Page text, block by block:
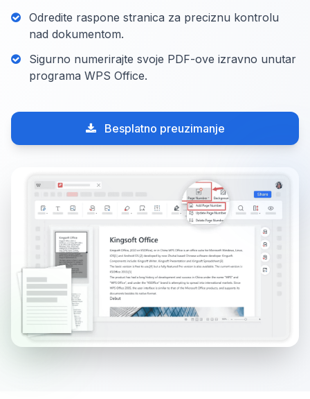
Odredite raspone stranica za preciznu kontrolu
nad dokumentom.
Sigurno numerirajte svoje PDF-ove izravno unutar
programa WPS Office.
Besplatno preuzimanje